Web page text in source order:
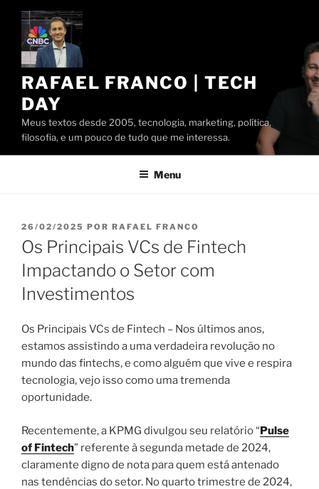
Pular
conteúdo
RAFAEL FRANCO | TECH
DAY
Meus textos desde 2005, tecnologia, marketing, política,
filosofia, e um pouco de tudo que me interessa.
Menu
PUBLICADO
EM
26/02/2025 POR RAFAEL FRANCO
Os Principais VCs de Fintech
Impactando o Setor com
Investimentos
Os Principais VCs de Fintech – Nos últimos anos,
estamos assistindo a uma verdadeira revolução no
mundo das fintechs, e como alguém que vive e respira
tecnologia, vejo isso como uma tremenda
oportunidade.
Recentemente, a KPMG divulgou seu relatório “Pulse
of Fintech” referente à segunda metade de 2024,
claramente digno de nota para quem está antenado
nas tendências do setor. No quarto trimestre de 2024,